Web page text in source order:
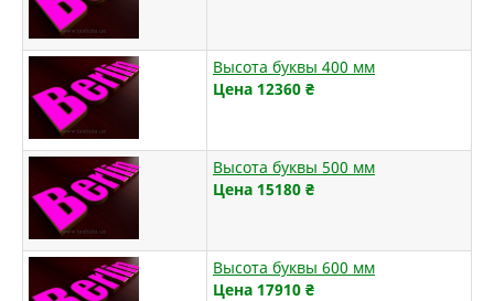
Высота буквы 400 мм
Цена 12360 ₴
Высота буквы 500 мм
Цена 15180 ₴
Высота буквы 600 мм
Цена 17910 ₴